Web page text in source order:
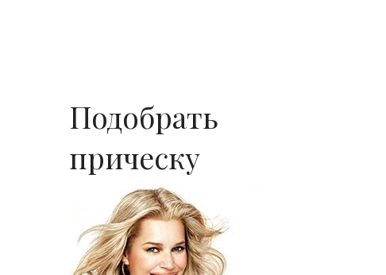
Подобрать
прическу